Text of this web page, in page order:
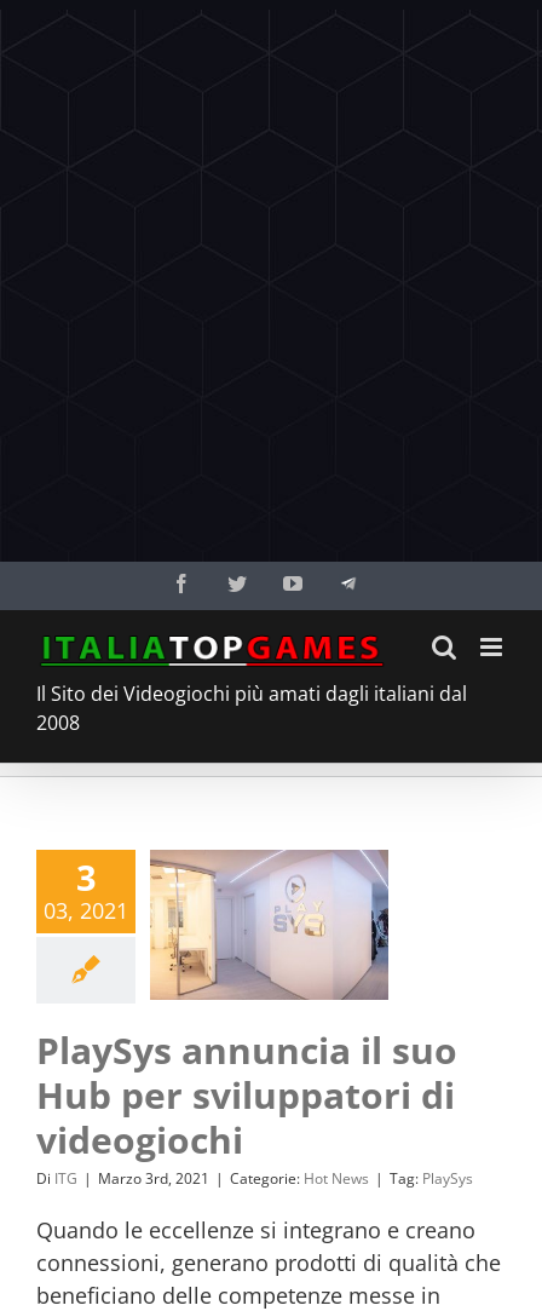
al
contenuto
FacebookTwitterYouTubeTelegram
Il Sito dei Videogiochi più amati dagli italiani dal
2008
3
03, 2021
PlaySys annuncia il suo
Hub per sviluppatori di
videogiochi
Di ITG | Marzo 3rd, 2021 | Categorie: Hot News | Tag: PlaySys
Quando le eccellenze si integrano e creano
connessioni, generano prodotti di qualità che
beneficiano delle competenze messe in